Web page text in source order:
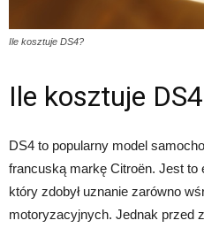
Ile kosztuje DS4?
Ile kosztuje
DS4 to popularny model
francuską markę Citroën. Jest to
który zdobył uznanie zarówno
motoryzacyjnych. Jednak przed